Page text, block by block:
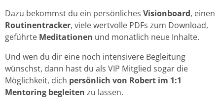
Dazu bekommst du ein persönliches Visionboard, einen
Routinentracker, viele wertvolle PDFs zum Download,
geführte Meditationen und monatlich neue Inhalte.
Und wen du dir eine noch intensivere Begleitung
wünschst, dann hast du als VIP Mitglied sogar die
Möglichkeit, dich persönlich von Robert im 1:1
Mentoring begleiten zu lassen.